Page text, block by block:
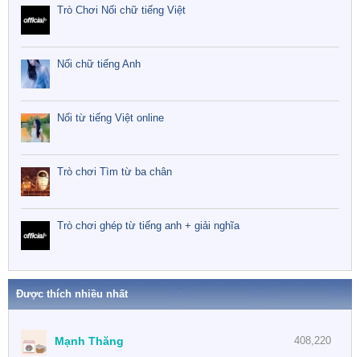
Trò Chơi Nối chữ tiếng Việt
Nối chữ tiếng Anh
Nối từ tiếng Việt online
Trò chơi Tìm từ ba chân
Trò chơi ghép từ tiếng anh + giải nghĩa
Được thích nhiều nhất
408,220
Mạnh Thăng